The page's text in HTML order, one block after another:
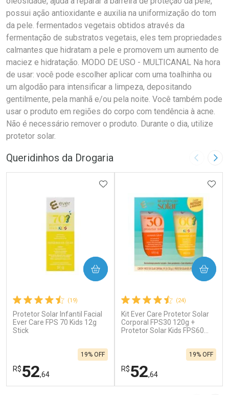
possui ação antioxidante e auxilia na uniformização do tom
da pele. fermentados vegetais obtidos através da
fermentação de substratos vegetais, eles tem propriedades
calmantes que hidratam a pele e promovem um aumento de
maciez e hidratação. MODO DE USO - MULTICANAL Na hora
de usar: você pode escolher aplicar com uma toalhinha ou
um algodão para intensificar a limpeza, depositando
gentilmente, pela manhã e/ou pela noite. Você também pode
usar o produto em regiões do corpo com tendência à acne.
Não é necessário remover o produto. Durante o dia, utilize
protetor solar.
Queridinhos da Drogaria Imagem
(19)
Protetor Solar Infantil Facial
Ever Care FPS 70 Kids 12g
Stick
R$52,64
19% OFF
ADICIONAR AOS FAVORITOS
COMPRAR
(24)
Kit Ever Care Protetor Solar
Corporal FPS30 120g +
Protetor Solar Kids FPS60
R$52,64
19% OFF
COMPRAR